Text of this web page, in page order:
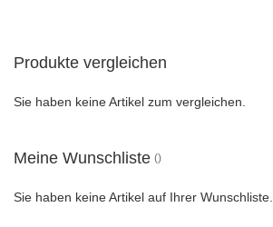
Produkte vergleichen
Sie haben keine Artikel zum vergleichen.
Meine Wunschliste
Sie haben keine Artikel auf Ihrer Wunschliste.